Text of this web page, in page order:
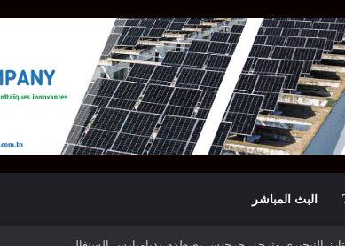
البث المباشر